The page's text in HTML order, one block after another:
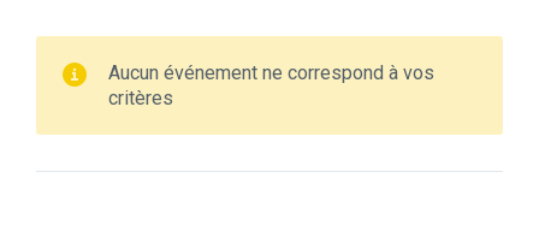
Aucun événement ne correspond à vos
critères